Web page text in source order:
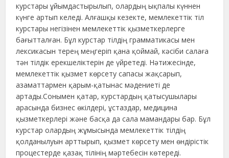
курстары ұйымдастырылып, олардың ықпалы күннен
күнге артып келеді. Алғашқы кезекте, мемлекеттік тіл
курстары негізінен мемлекеттік қызметкерлерге
бағытталған. Бұл курстар тілдің грамматикасы мен
лексикасын терең меңгеріп қана қоймай, кәсіби салаға
тән тілдік ерекшеліктерін де үйретеді. Нәтижесінде,
мемлекеттік қызмет көрсету сапасы жақсарып,
азаматтармен қарым-қатынас мәдениеті де
артады.Сонымен қатар, курстардың қатысушылары
арасында бизнес өкілдері, ұстаздар, медицина
қызметкерлері және басқа да сала мамандары бар. Бұл
курстар олардың жұмысында мемлекеттік тілдің
қолданылуын арттырып, қызмет көрсету мен өндірістік
процестерде қазақ тілінің мәртебесін көтереді.